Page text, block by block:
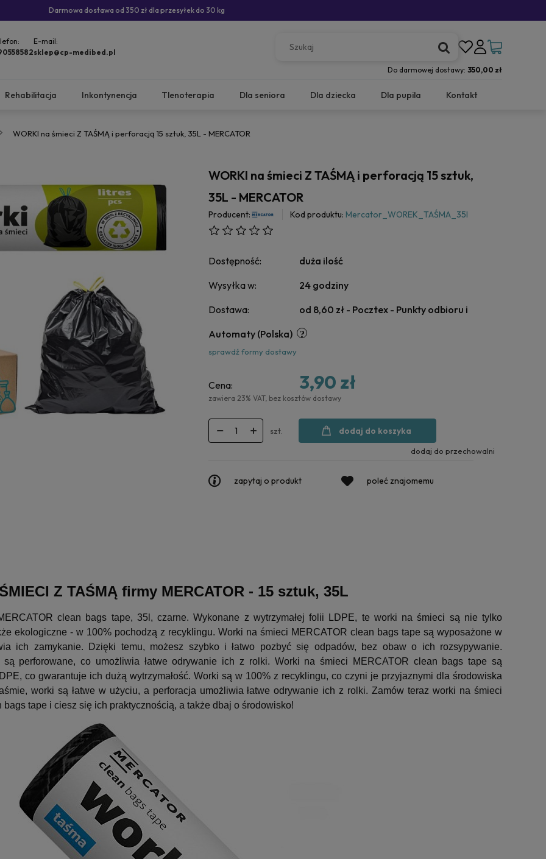
Darmowa dostawa od 350 zł dla przesyłek do 30 kg
E-mail:
sklep@cp-medibed.pl
Do darmowej dostawy: 350,00 zł
Rehabilitacja Inkontynencja Tlenoterapia Dla seniora Dla dziecka Dla pupila Kontakt
WORKI na śmieci Z TAŚMĄ i perforacją 15 sztuk, 35L - MERCATOR
WORKI na śmieci Z TAŚMĄ i perforacją 15 sztuk,
35L - MERCATOR
Producent: Kod produktu: Mercator_WOREK_TAŚMA_35l
Dostępność:
duża ilość
Wysyłka w:
24 godziny
Dostawa:
od 8,60 zł - Pocztex - Punkty odbioru i
Automaty (Polska)
sprawdź formy dostawy
Cena: 3,90 zł
zawiera 23% VAT, bez kosztów dostawy
szt. dodaj do koszyka
dodaj do przechowalni
zapytaj o produkt poleć znajomemu
Z TAŚMĄ firmy MERCATOR - 15 sztuk, 35L
clean bags tape, 35l, czarne. Wykonane z wytrzymałej folii LDPE, te worki na śmieci są nie tylko
ekologiczne - w 100% pochodzą z recyklingu. Worki na śmieci MERCATOR clean bags tape są wyposażone w
ich zamykanie. Dzięki temu, możesz szybko i łatwo pozbyć się odpadów, bez obaw o ich rozsypywanie.
są perforowane, co umożliwia łatwe odrywanie ich z rolki. Worki na śmieci MERCATOR clean bags tape są
co gwarantuje ich dużą wytrzymałość. Worki są w 100% z recyklingu, co czyni je przyjaznymi dla środowiska
worki są łatwe w użyciu, a perforacja umożliwia łatwe odrywanie ich z rolki. Zamów teraz worki na śmieci
bags tape i ciesz się ich praktycznością, a także dbaj o środowisko!